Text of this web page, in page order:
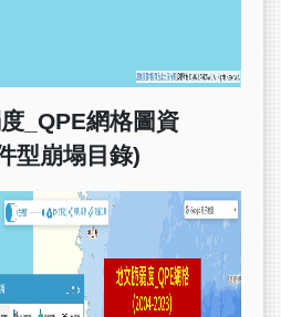
_QPE網格圖資
型崩塌目錄)